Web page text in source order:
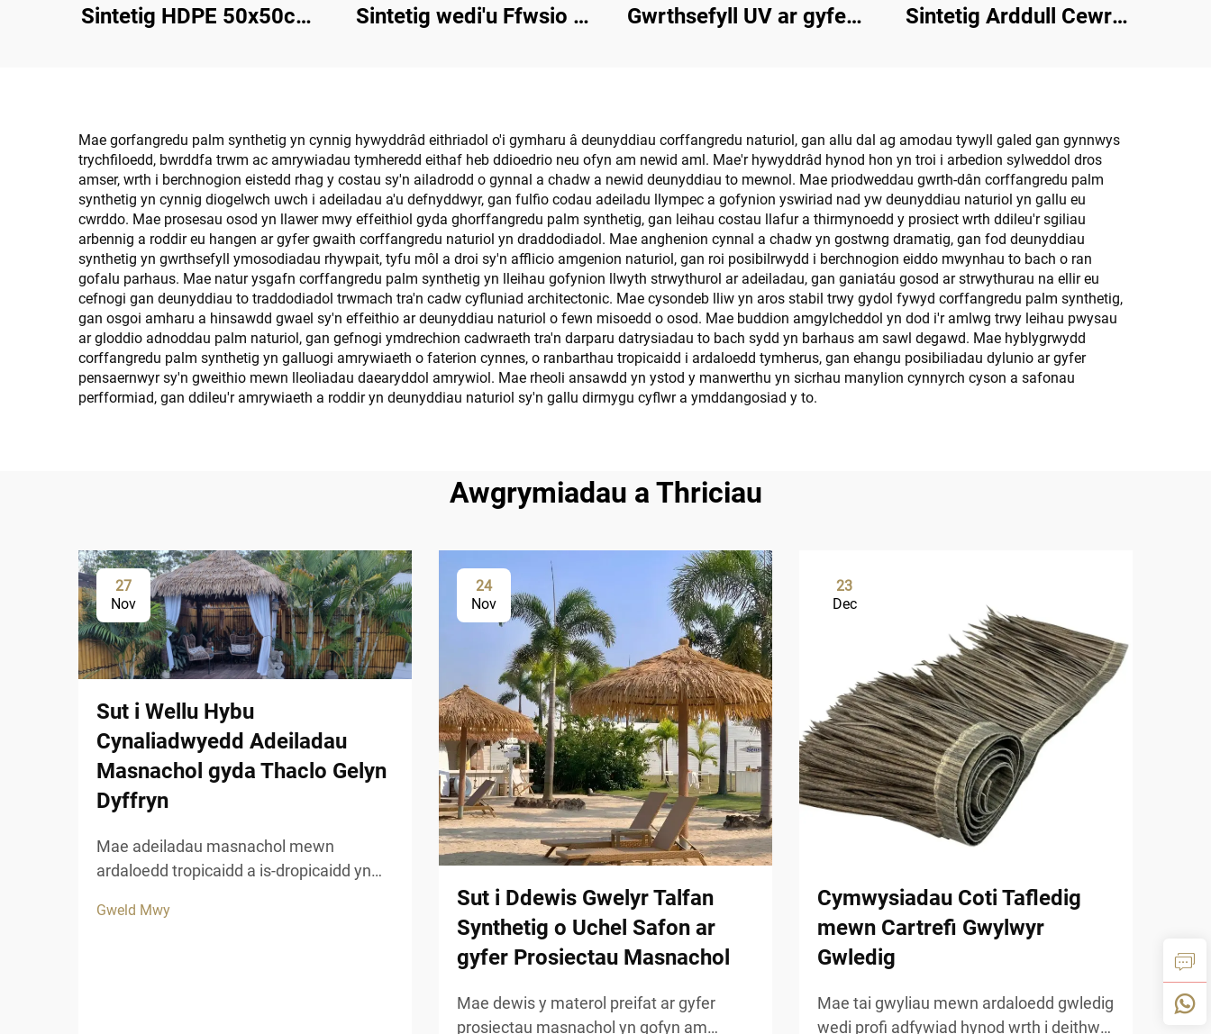
Sintetig HDPE 50x50cm,
Sintetig wedi'u Ffwsio â
Gwrthsefyll UV ar gyfer
Sintetig Arddull Cewri
Mae gorfangredu palm synthetig yn cynnig hywyddrâd eithriadol o'i gymharu â deunyddiau corffangredu naturiol, gan allu dal ag amodau tywyll galed gan gynnwys
trychfiloedd, bwrddfa trwm ac amrywiadau tymheredd eithaf heb ddioedrio neu ofyn am newid aml. Mae'r hywyddrâd hynod hon yn troi i arbedion sylweddol dros
amser, wrth i berchnogion eistedd rhag y costau sy'n ailadrodd o gynnal a chadw a newid deunyddiau to mewnol. Mae priodweddau gwrth-dân corffangredu palm
synthetig yn cynnig diogelwch uwch i adeiladau a'u defnyddwyr, gan fulfio codau adeiladu llympec a gofynion yswiriad nad yw deunyddiau naturiol yn gallu eu
cwrddo. Mae prosesau osod yn llawer mwy effeithiol gyda ghorffangredu palm synthetig, gan leihau costau llafur a thirmynoedd y prosiect wrth ddileu'r sgiliau
arbennig a roddir eu hangen ar gyfer gwaith corffangredu naturiol yn draddodiadol. Mae anghenion cynnal a chadw yn gostwng dramatig, gan fod deunyddiau
synthetig yn gwrthsefyll ymosodiadau rhywpait, tyfu môl a droi sy'n afflicio amgenion naturiol, gan roi posibilrwydd i berchnogion eiddo mwynhau to bach o ran
gofalu parhaus. Mae natur ysgafn corffangredu palm synthetig yn lleihau gofynion llwyth strwythurol ar adeiladau, gan ganiatáu gosod ar strwythurau na ellir eu
cefnogi gan deunyddiau to traddodiadol trwmach tra'n cadw cyfluniad architectonic. Mae cysondeb lliw yn aros stabil trwy gydol fywyd corffangredu palm synthetig,
gan osgoi amharu a hinsawdd gwael sy'n effeithio ar deunyddiau naturiol o fewn misoedd o osod. Mae buddion amgylcheddol yn dod i'r amlwg trwy leihau pwysau
ar gloddio adnoddau palm naturiol, gan gefnogi ymdrechion cadwraeth tra'n darparu datrysiadau to bach sydd yn barhaus am sawl degawd. Mae hyblygrwydd
corffangredu palm synthetig yn galluogi amrywiaeth o faterion cynnes, o ranbarthau tropicaidd i ardaloedd tymherus, gan ehangu posibiliadau dylunio ar gyfer
pensaernwyr sy'n gweithio mewn lleoliadau daearyddol amrywiol. Mae rheoli ansawdd yn ystod y manwerthu yn sicrhau manylion cynnyrch cyson a safonau
perfformiad, gan ddileu'r amrywiaeth a roddir yn deunyddiau naturiol sy'n gallu dirmygu cyflwr a ymddangosiad y to.
Awgrymiadau a Thriciau
27
Nov
Sut i Wellu Hybu
Cynaliadwyedd Adeiladau
Masnachol gyda Thaclo Gelyn
Dyffryn
Mae adeiladau masnachol mewn
ardaloedd tropicaidd a is-dropicaidd yn
gynnal ymddangosiad esthetig tra bod
Gweld Mwy
24
Nov
Sut i Ddewis Gwelyr Talfan
Synthetig o Uchel Safon ar
gyfer Prosiectau Masnachol
Mae dewis y materol preifat ar gyfer
prosiectau masnachol yn gofyn am
23
Dec
Cymwysiadau Coti Tafledig
mewn Cartrefi Gwylwyr
Gwledig
Mae tai gwyliau mewn ardaloedd gwledig
wedi profi adfywiad hynod wrth i deithwyr
un